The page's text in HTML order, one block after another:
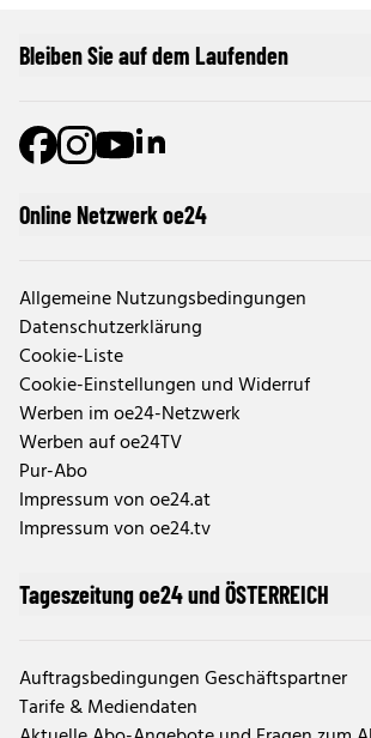
Online Netzwerk oe24
Allgemeine Nutzungsbedingungen
Datenschutzerklärung
Cookie-Liste
Cookie-Einstellungen und Widerruf
Werben im oe24-Netzwerk
Werben auf oe24TV
Pur-Abo
Impressum von oe24.at
Impressum von oe24.tv
Tageszeitung oe24 und ÖSTERREICH
Auftragsbedingungen Geschäftspartner
Tarife & Mediendaten
Bleiben Sie auf dem Laufenden